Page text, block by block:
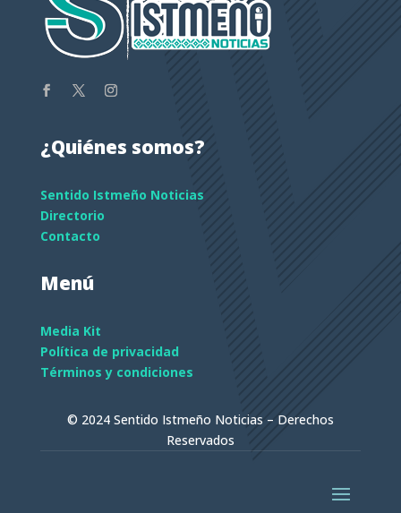
¿Quiénes somos?
Sentido Istmeño Noticias
Directorio
Contacto
Menú
Media Kit
Política de privacidad
Términos y condiciones
© 2024 Sentido Istmeño Noticias – Derechos
Reservados